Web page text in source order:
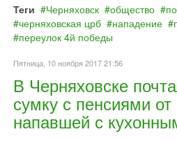
Теги
Черняховск общество
черняховская црб
нападение
переулок 4й победы
Пятница, 10 ноября 2017 21:56
В Черняховске
сумку с пенсиями
напавшей с